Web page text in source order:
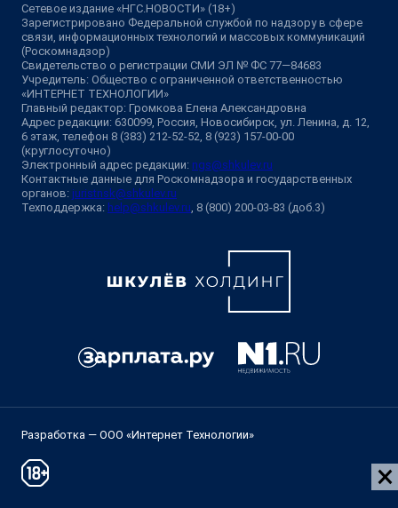
Сетевое издание «НГС.НОВОСТИ» (18+)
Зарегистрировано Федеральной службой по надзору в сфере
связи, информационных технологий и массовых коммуникаций
(Роскомнадзор)
Свидетельство о регистрации СМИ ЭЛ № ФС 77—84683
Учредитель: Общество с ограниченной ответственностью
«ИНТЕРНЕТ ТЕХНОЛОГИИ»
Главный редактор: Громкова Елена Александровна
Адрес редакции: 630099, Россия, Новосибирск, ул. Ленина, д. 12,
6 этаж, телефон 8 (383) 212-52-52, 8 (923) 157-00-00
(круглосуточно)
Электронный адрес редакции: ngs@shkulev.ru
Контактные данные для Роскомнадзора и государственных
органов: juristnsk@shkulev.ru
Техподдержка: help@shkulev.ru , 8 (800) 200-03-83 (доб.3)
Разработка — ООО «Интернет Технологии»